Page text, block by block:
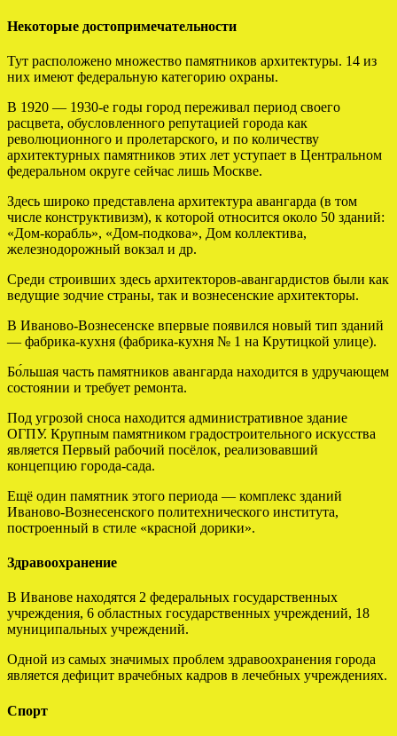
Некоторые достопримечательности
Тут расположено множество памятников архитектуры. 14 из
них имеют федеральную категорию охраны.
В 1920 — 1930-е годы город переживал период своего
расцвета, обусловленного репутацией города как
революционного и пролетарского, и по количеству
архитектурных памятников этих лет уступает в Центральном
федеральном округе сейчас лишь Москве.
Здесь широко представлена архитектура авангарда (в том
числе конструктивизм), к которой относится около 50 зданий:
«Дом-корабль», «Дом-подкова», Дом коллектива,
железнодорожный вокзал и др.
Среди строивших здесь архитекторов-авангардистов были как
ведущие зодчие страны, так и вознесенские архитекторы.
В Иваново-Вознесенске впервые появился новый тип зданий
— фабрика-кухня (фабрика-кухня № 1 на Крутицкой улице).
Бо́льшая часть памятников авангарда находится в удручающем
состоянии и требует ремонта.
Под угрозой сноса находится административное здание
ОГПУ. Крупным памятником градостроительного искусства
является Первый рабочий посёлок, реализовавший
концепцию города-сада.
Ещё один памятник этого периода — комплекс зданий
Иваново-Вознесенского политехнического института,
построенный в стиле «красной дорики».
Здравоохранение
В Иванове находятся 2 федеральных государственных
учреждения, 6 областных государственных учреждений, 18
муниципальных учреждений.
Одной из самых значимых проблем здравоохранения города
является дефицит врачебных кадров в лечебных учреждениях.
Спорт